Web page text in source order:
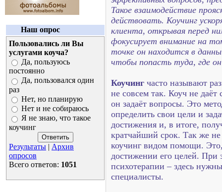
Наш опрос
Пользовались ли Вы
услугами коуча?
Да, пользуюсь
постоянно
Да, пользовался один
раз
Нет, но планирую
Нет и не собираюсь
Я не знаю, что такое
коучинг
Результаты | Архив
опросов
Всего ответов: 1051
Такое взаимодействие
действовать. Коучинг
клиента, открывая перед
фокусирует внимание на
точке он находится в
чтобы попасть туда, где
Коучинг часто называют
не совсем так. Коуч не даёт
он задаёт вопросы. Это
определить свои цели и
достижения и, в итоге,
кратчайший срок. Так же не
коучинг видом помощи.
достижении его целей. При
психотерапии – здесь
специалисты.